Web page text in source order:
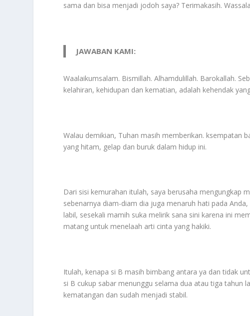
sama dan bisa menjadi jodoh saya? Terimakasih.
JAWABAN KAMI:
Waalaikumsalam. Bismillah. Alhamdulillah. Barokallah.
kelahiran, kehidupan dan kematian, adalah kehendak
Walau demikian, Tuhan masih memberikan. ksempatan
yang hitam, gelap dan buruk dalam hidup ini.
Dari sisi kemurahan itulah, saya berusaha mengungkap
sebenarnya diam-diam dia juga menaruh hati pada
labil, sesekali mamih suka melirik sana sini karena ini
matang untuk menelaah arti cinta yang hakiki.
Itulah, kenapa si B masih bimbang antara ya dan tidak
si B cukup sabar menunggu selama dua atau tiga tahun
kematangan dan sudah menjadi stabil.